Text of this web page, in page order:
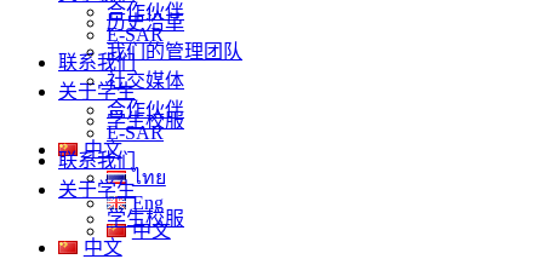
历史沿革
我们的管理团队
社交媒体
合作伙伴
E-SAR
联系我们
关于学生
学生校服
中文
合作伙伴
E-SAR
联系我们
关于学生
学生校服
中文
ไทย
Eng
中文